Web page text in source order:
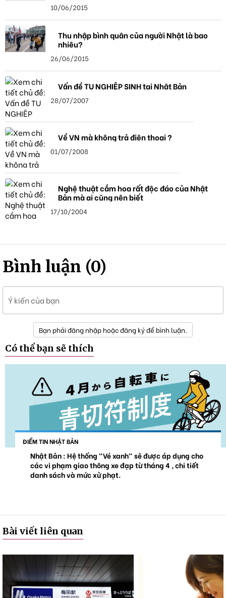
10/06/2015
Thu nhập bình quân của người Nhật là bao
nhiêu?
26/06/2015
Vấn đề TU NGHIỆP SINH tại Nhật Bản
28/07/2007
Về VN mà không trả điện thoại ?
01/07/2008
Nghệ thuật cắm hoa rất độc đáo của Nhật
Bản mà ai cũng nên biết
17/10/2004
Bình luận (0)
Ý kiến của bạn
Bạn phải đăng nhập hoặc đăng ký để bình luận.
Có thể bạn sẽ thích
ĐIỂM TIN NHẬT BẢN
Nhật Bản : Hệ thống "Vé xanh" sẽ được áp dụng cho
các vi phạm giao thông xe đạp từ tháng 4 , chi tiết
danh sách và mức xử phạt.
Bài viết liên quan